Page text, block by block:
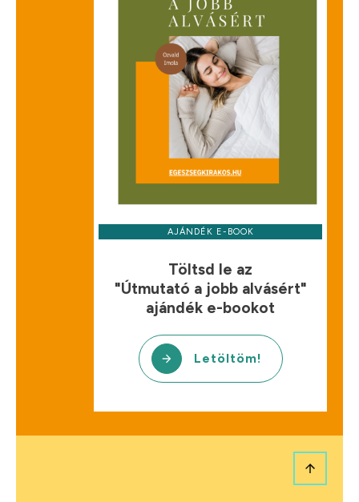
AJÁNDÉK E-BOOK
Töltsd le az
"Útmutató a jobb alvásért"
ajándék e-bookot
Letöltöm!